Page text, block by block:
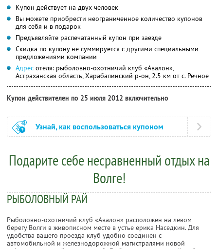
Купон действует на двух человек
Вы можете приобрести неограниченное количество купонов
для себя и в подарок
Предъявляйте распечатанный купон при заезде
Скидка по купону не суммируется с другими специальными
предложениями компании
Адрес отеля: рыболовно-охотничий клуб «Авалон»,
Астраханская область, Харабалинский р-он, 2.5 км от с. Речное
Купон действителен по 25 июля 2012 включительно
Узнай, как воспользоваться купоном
Подарите себе несравненный отдых на
Волге!
РЫБОЛОВНЫЙ РАЙ
Рыболовно-охотничий клуб «Авалон» расположен на левом
берегу Волги в живописном месте в устье ерика Наседкин. Для
удобства вашего проезда клуб удобно соединен с
автомобильной и железнодорожной магистралями новой